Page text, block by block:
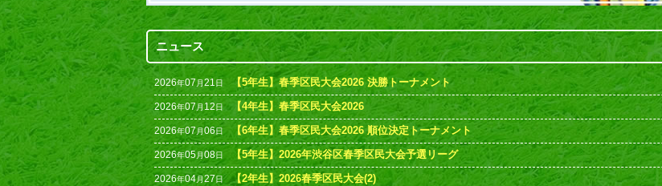
ニュース
2026年07月21日 【5年生】春季区民大会2026 決勝トーナメント
2026年07月 12日 【4年生】春季区民大会2026
2026年07月06日 【6年生】春季区民大会2026 順位決定トーナメント
2026年05月08日 【5年生】2026年渋谷区春季区民大会予選リーグ
2026年04月27日 【2年生】2026春季区民大会(2)